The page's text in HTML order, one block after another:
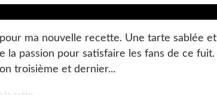
ma nouvelle recette. Une tarte sablée et
la passion pour satisfaire les fans de ce fuit.
troisième et dernier...